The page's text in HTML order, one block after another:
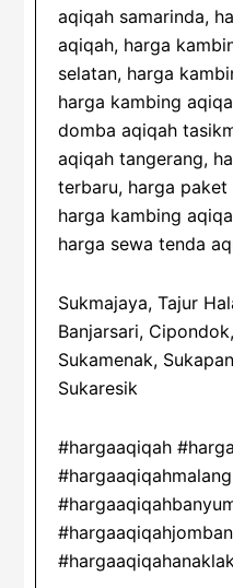
aqiqah samarinda,
aqiqah, harga
selatan, harga
harga kambing
domba aqiqah
aqiqah tangerang,
terbaru, harga
harga kambing
harga sewa tenda
Sukmajaya, Tajur
Banjarsari,
Sukamenak,
Sukaresik
#hargaaqiqah
#hargaaqiqahmalang